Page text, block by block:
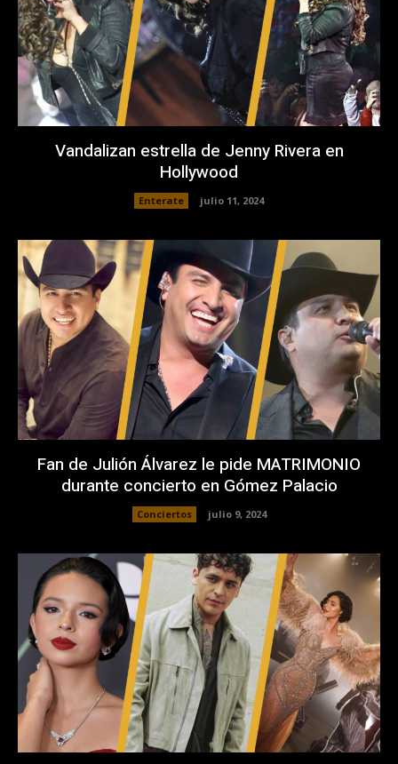
Vandalizan estrella de Jenny Rivera en
Hollywood
Enterate julio 11, 2024
Fan de Julión Álvarez le pide MATRIMONIO
durante concierto en Gómez Palacio
Conciertos julio 9, 2024